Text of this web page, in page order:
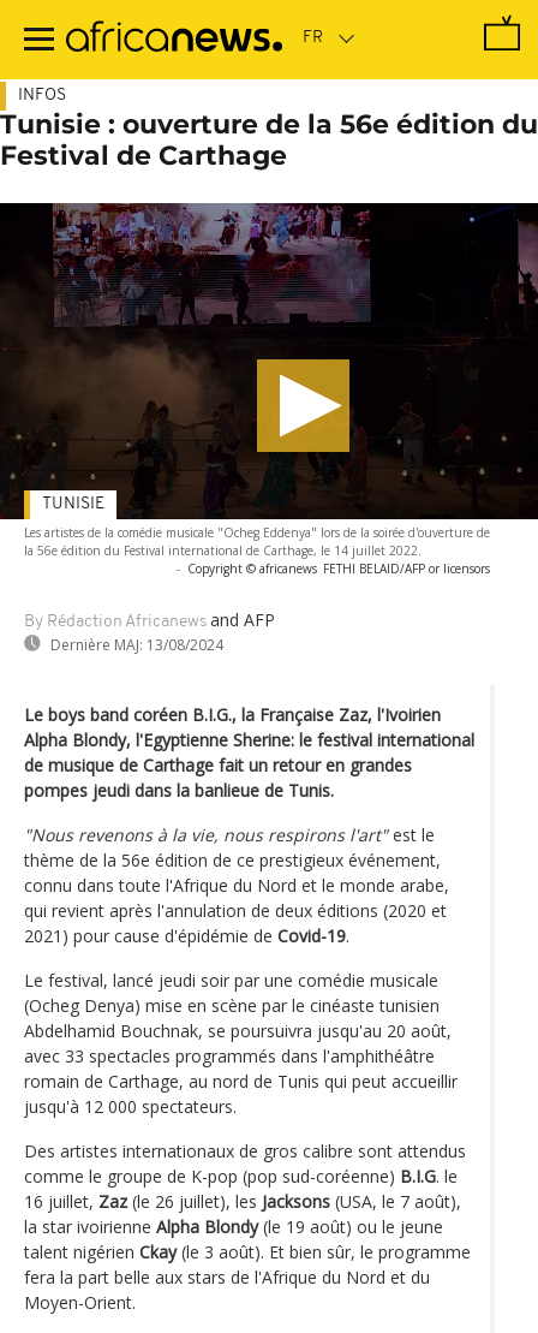
contenu
INFOS
Tunisie : ouverture de la 56e édition du
Festival de Carthage
Les artistes de la comédie musicale "Ocheg Eddenya" lors de la soirée d'ouverture de
la 56e édition du Festival international de Carthage, le 14 juillet 2022.
- Copyright © africanews FETHI BELAID/AFP or licensors
By Rédaction Africanews and AFP
Dernière MAJ: 13/08/2024
TUNISIE
Le boys band coréen B.I.G., la Française Zaz, l'Ivoirien
Alpha Blondy, l'Egyptienne Sherine: le festival international
de musique de Carthage fait un retour en grandes
pompes jeudi dans la banlieue de Tunis.
"Nous revenons à la vie, nous respirons l'art"est le
thème de la 56e édition de ce prestigieux événement,
connu dans toute l'Afrique du Nord et le monde arabe,
qui revient après l'annulation de deux éditions (2020 et
2021) pour cause d'épidémie de Covid-19.
Le festival, lancé jeudi soir par une comédie musicale
(Ocheg Denya) mise en scène par le cinéaste tunisien
Abdelhamid Bouchnak, se poursuivra jusqu'au 20 août,
avec 33 spectacles programmés dans l'amphithéâtre
romain de Carthage, au nord de Tunis qui peut accueillir
jusqu'à 12 000 spectateurs.
Des artistes internationaux de gros calibre sont attendus
comme le groupe de K-pop (pop sud-coréenne) B.I.G. le
16 juillet, Zaz(le 26 juillet), les Jacksons (USA, le 7 août),
la star ivoirienne Alpha Blondy(le 19 août) ou le jeune
talent nigérien Ckay(le 3 août). Et bien sûr, le programme
fera la part belle aux stars de l'Afrique du Nord et du
Moyen-Orient.